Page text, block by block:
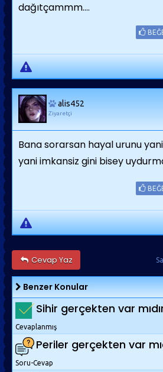
dağıtçammm....
alis452
Ziyaretçi
Bana sorarsan hayal urunu
yani imkansiz gini bisey
Cevap Yaz
Benzer Konular
Sihir gerçekten var
Cevaplanmış
Periler gerçekten var
Soru-Cevap